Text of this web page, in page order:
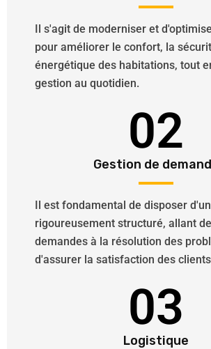
Il s'agit de moderniser et
pour améliorer le confort, la
énergétique des habitations, tout
gestion au quotidien.
02
Gestion de
Il est fondamental de disposer
rigoureusement structuré, allant
demandes à la résolution des
d'assurer la satisfaction des
03
Logistique